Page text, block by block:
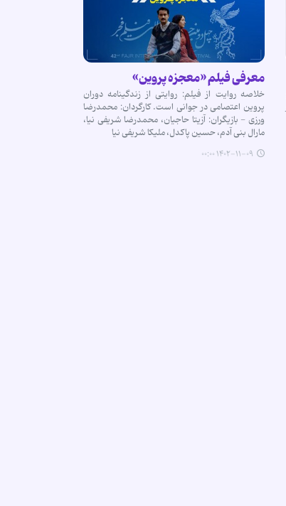
معرفی فیلم «معجزه پروین»
خلاصه روایت از فیلم: روایتی از زندگینامه دوران
پروین اعتصامی در جوانی است. کارگردان: محمدرضا
ورزی - بازیگران: آزیتا حاجیان، محمدرضا شریفی نیا،
مارال بنی آدم، حسین پاکدل، ملیکا شریفی نیا
۱۴۰۲-۱۱-۰۹ ۰۰:۰۰